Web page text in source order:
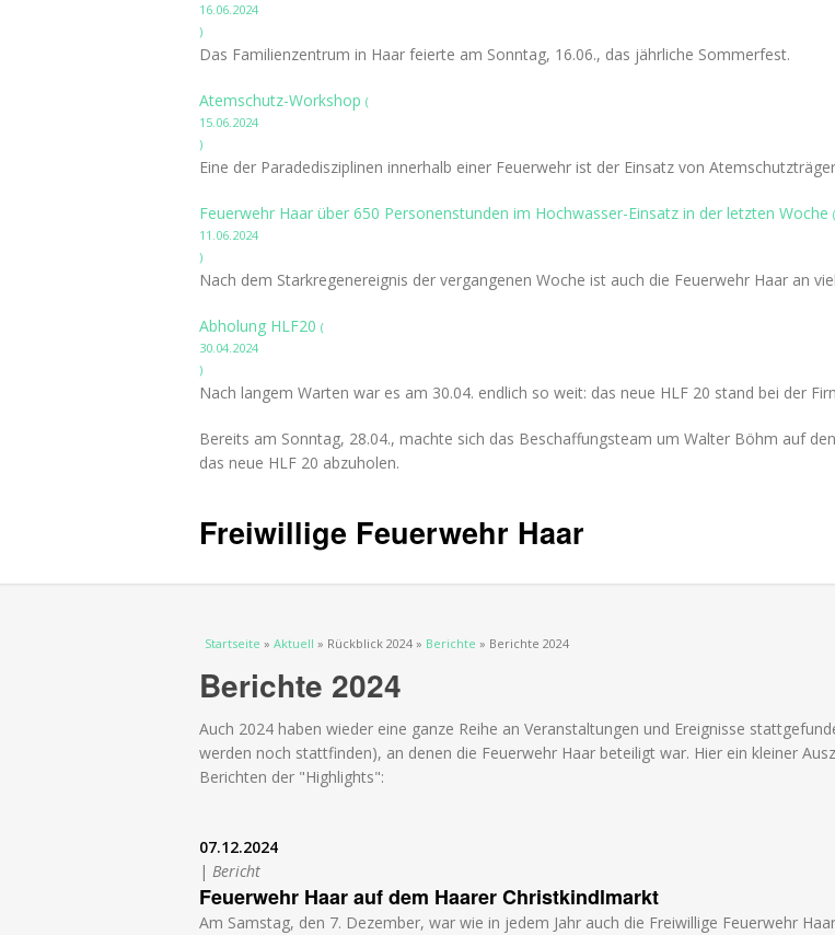
16.06.2024
)
Das Familienzentrum in Haar feierte am Sonntag, 16.06., das jährliche Sommerfest.
Atemschutz-Workshop (
15.06.2024
)
Eine der Paradedisziplinen innerhalb einer Feuerwehr ist der Einsatz von
Feuerwehr Haar über 650 Personenstunden im Hochwasser-Einsatz in der letzten Woche (
11.06.2024
)
Nach dem Starkregenereignis der vergangenen Woche ist auch die Feuerwehr Haar an
Abholung HLF20 (
30.04.2024
)
Nach langem Warten war es am 30.04. endlich so weit: das neue HLF 20 stand bei der
Bereits am Sonntag, 28.04., machte sich das Beschaffungsteam um Walter Böhm auf
das neue HLF 20 abzuholen.
Freiwillige Feuerwehr Haar
Sie sind hier
Startseite » Aktuell » Rückblick 2024 » Berichte » Berichte 2024
Berichte 2024
Auch 2024 haben wieder eine ganze Reihe an Veranstaltungen und Ereignisse
werden noch stattfinden), an denen die Feuerwehr Haar beteiligt war. Hier ein kleiner
Berichten der "Highlights":
07.12.2024
| Bericht
Feuerwehr Haar auf dem Haarer Christkindlmarkt
Am Samstag, den 7. Dezember, war wie in jedem Jahr auch die Freiwillige Feuerwehr